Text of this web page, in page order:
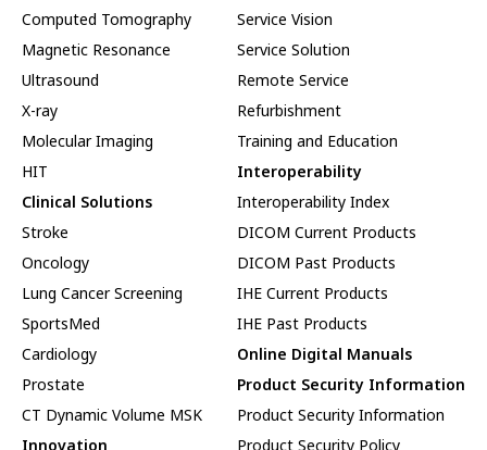
Computed Tomography
Magnetic Resonance
Ultrasound
X-ray
Molecular Imaging
HIT
Clinical Solutions
Stroke
Oncology
Lung Cancer Screening
SportsMed
Cardiology
Prostate
CT Dynamic Volume MSK
Innovation
Service Vision
Service Solution
Remote Service
Refurbishment
Training and Education
Interoperability
Interoperability Index
DICOM Current Products
DICOM Past Products
IHE Current Products
IHE Past Products
Online Digital Manuals
Product Security Information
Product Security Information
Product Security Policy